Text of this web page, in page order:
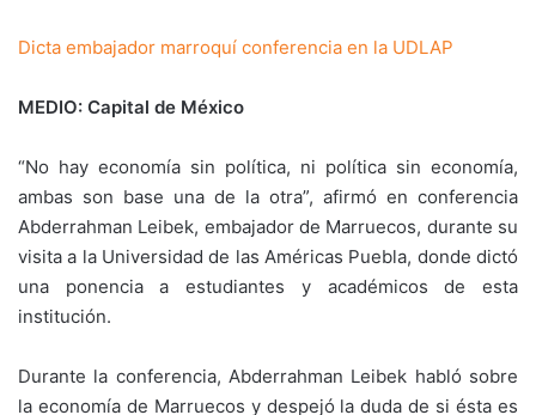
Dicta embajador marroquí conferencia en la UDLAP
MEDIO: Capital de México
“No hay economía sin política, ni política sin economía,
ambas son base una de la otra”, afirmó en conferencia
Abderrahman Leibek, embajador de Marruecos, durante su
visita a la Universidad de las Américas Puebla, donde dictó
una ponencia a estudiantes y académicos de esta
institución.
Durante la conferencia, Abderrahman Leibek habló sobre
la economía de Marruecos y despejó la duda de si ésta es